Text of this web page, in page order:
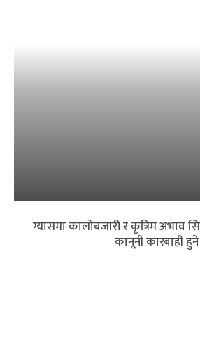
ग्यासमा कालोबजारी र कृत्रिम अभाव
कानूनी कारबाही हुने